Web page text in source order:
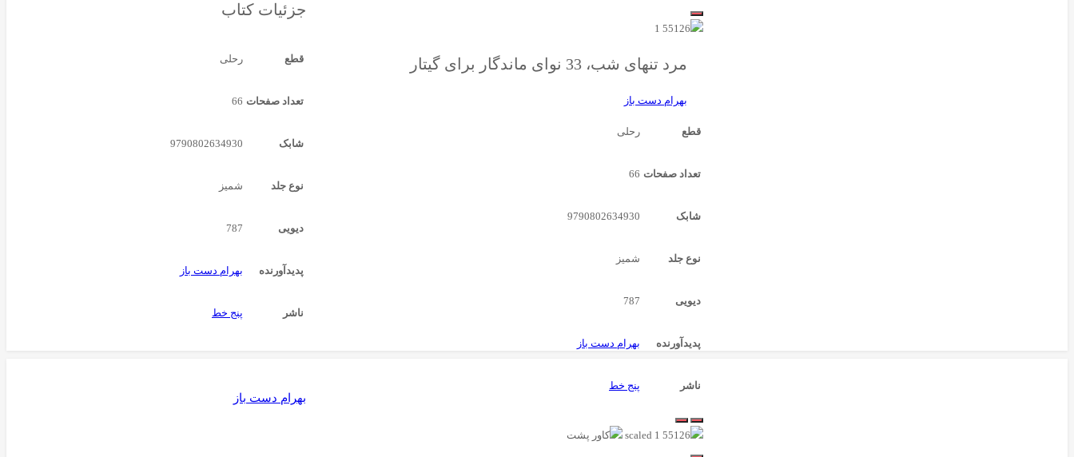
مرد تنهای شب، 33 نوای ماندگار برای گیتار
بهرام دست باز
قطع رحلی
تعداد صفحات 66
شابک 9790802634930
نوع جلد شمیز
دیویی 787
پدیدآورنده بهرام دست باز
ناشر پنج خط
جزئیات کتاب
قطع رحلی
تعداد صفحات 66
شابک 9790802634930
نوع جلد شمیز
دیویی 787
پدیدآورنده بهرام دست باز
ناشر پنج خط
بهرام دست باز